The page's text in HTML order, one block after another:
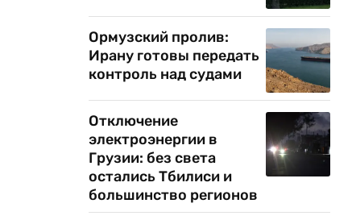
Ормузский пролив:
Ирану готовы передать
контроль над судами
Отключение
электроэнергии в
Грузии: без света
остались Тбилиси и
большинство регионов